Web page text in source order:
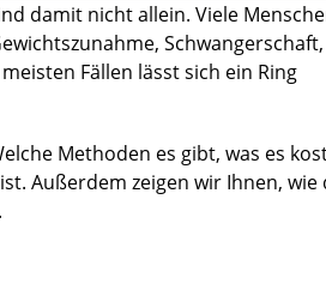
damit nicht allein. Viele
Schwangerschaft,
Fällen lässt sich ein Ring
Methoden es gibt, was es
Außerdem zeigen wir Ihnen, wie